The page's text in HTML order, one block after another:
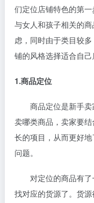
们定位店铺特色的第
与女人和孩子相关的
虑，同时由于类目较
铺的风格选择适合自己
1.商品定位
商品定位是新手卖
卖哪类商品，卖家要
长的项目，从而更好
问题。
对定位的商品有了
找对应的货源了。货